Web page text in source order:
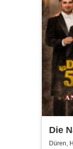
Die
Anna
Düren,